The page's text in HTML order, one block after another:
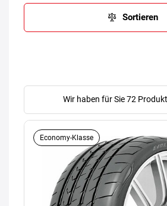
Sortieren
Wir haben für Sie 72
Economy-Klasse